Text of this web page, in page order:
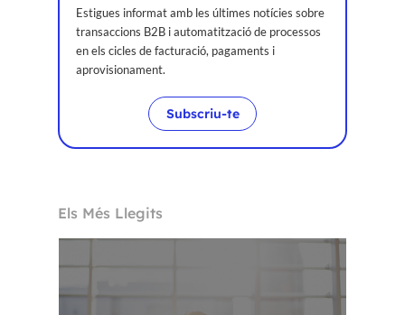
Estigues informat amb les últimes notícies sobre
transaccions B2B i automatització de processos
en els cicles de facturació, pagaments i
aprovisionament.
Subscriu-te
Els Més Llegits
Inici